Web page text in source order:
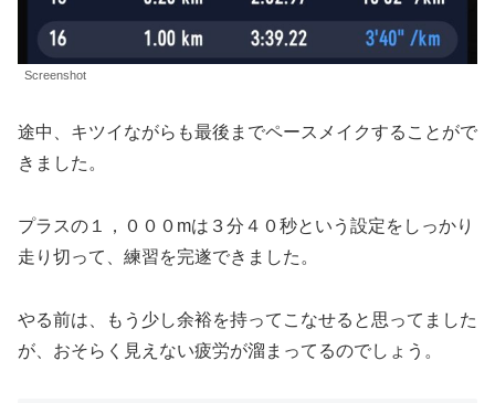
Screenshot
途中、キツイながらも最後までペースメイクすることがで
きました。
プラスの１，０００mは３分４０秒という設定をしっかり
走り切って、練習を完遂できました。
やる前は、もう少し余裕を持ってこなせると思ってました
が、おそらく見えない疲労が溜まってるのでしょう。